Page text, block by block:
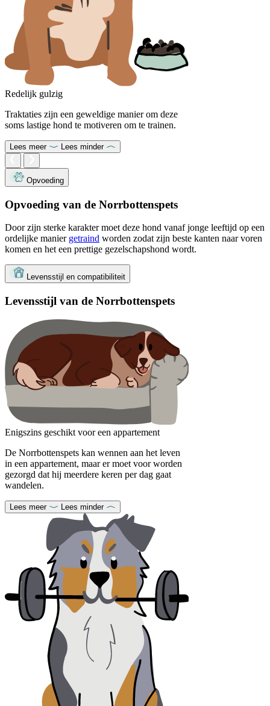
Redelijk gulzig
Traktaties zijn een geweldige manier om deze
soms lastige hond te motiveren om te trainen.
Lees meer Lees minder
Opvoeding
Opvoeding van de Norrbottenspets
Door zijn sterke karakter moet deze hond vanaf jonge leeftijd op een
ordelijke manier getraind worden zodat zijn beste kanten naar voren
komen en het een prettige gezelschapshond wordt.
Levensstijl en compatibiliteit
Levensstijl van de Norrbottenspets
Enigszins geschikt voor een appartement
De Norrbottenspets kan wennen aan het leven
in een appartement, maar er moet voor worden
gezorgd dat hij meerdere keren per dag gaat
wandelen.
Lees meer Lees minder